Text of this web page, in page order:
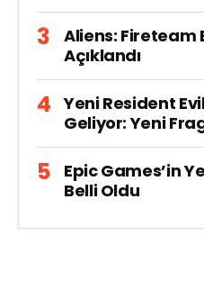
Aliens: Fireteam
Açıklandı
Yeni Resident
Geliyor: Yeni
Epic Games’in
Belli Oldu